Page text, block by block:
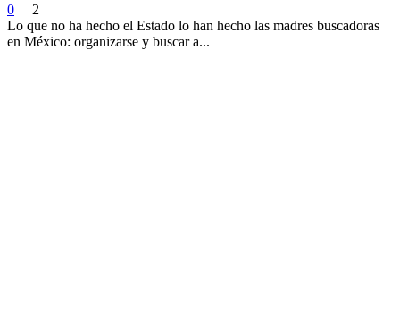
0
2
Lo que no ha hecho el Estado lo han hecho las madres buscadoras
en México: organizarse y buscar a...